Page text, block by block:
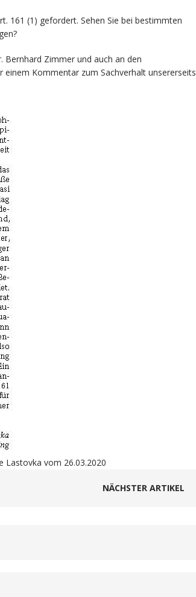
161 (1) gefordert. Sehen Sie bei bestimmten
Zimmer und auch an den
Kommentar zum Sachverhalt unsererseits
Lastovka vom 26.03.2020
NÄCHSTER ARTIKEL